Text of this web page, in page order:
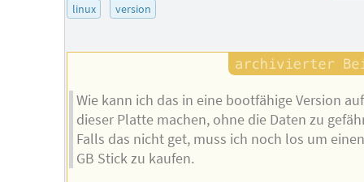
linux
version
Wie kann ich das in eine bootfähige Version auf
dieser Platte machen, ohne die Daten zu
Falls das nicht get, muss ich noch los um
GB Stick zu kaufen.